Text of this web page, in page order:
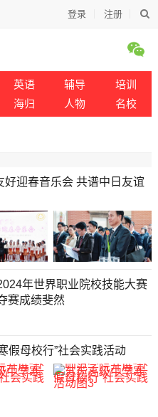
登录 注册
英语 辅导
培训
海归 人物 名校
会 共谱中日友谊
年世界职业院校技能大赛
赛成绩斐然
假母校行”社会实践活动